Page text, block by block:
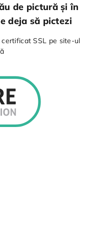
de pictură și în
deja să pictezi
SSL pe site-ul